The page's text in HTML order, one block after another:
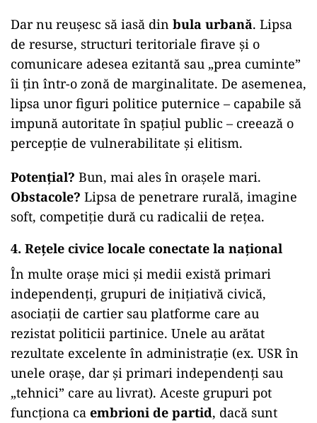
Dar nu reușesc să iasă din bula urbană. Lipsa
de resurse, structuri teritoriale firave și o
comunicare adesea ezitantă sau „prea cuminte”
îi țin într-o zonă de marginalitate. De asemenea,
lipsa unor figuri politice puternice – capabile să
impună autoritate în spațiul public – creează o
percepție de vulnerabilitate și elitism.
Potențial? Bun, mai ales în orașele mari.
Obstacole? Lipsa de penetrare rurală, imagine
soft, competiție dură cu radicalii de rețea.
4. Rețele civice locale conectate la național
În multe orașe mici și medii există primari
independenți, grupuri de inițiativă civică,
asociații de cartier sau platforme care au
rezistat politicii partinice. Unele au arătat
rezultate excelente în administrație (ex. USR în
unele orașe, dar și primari independenți sau
„tehnici” care au livrat). Aceste grupuri pot
funcționa ca embrioni de partid, dacă sunt